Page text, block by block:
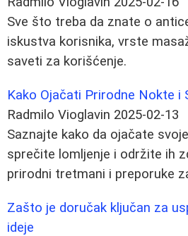
Sve što treba da znate o
iskustva korisnika, vrste
saveti za korišćenje.
Kako Ojačati Prirodne Nokte i
Radmilo Vioglavin 2025-02-13
Saznajte kako da ojačate
sprečite lomljenje i održite ih
prirodni tretmani i preporuke
Zašto je doručak ključan za
ideje